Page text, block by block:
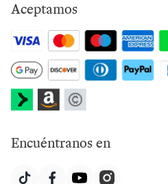
Aceptamos
Encuéntranos en